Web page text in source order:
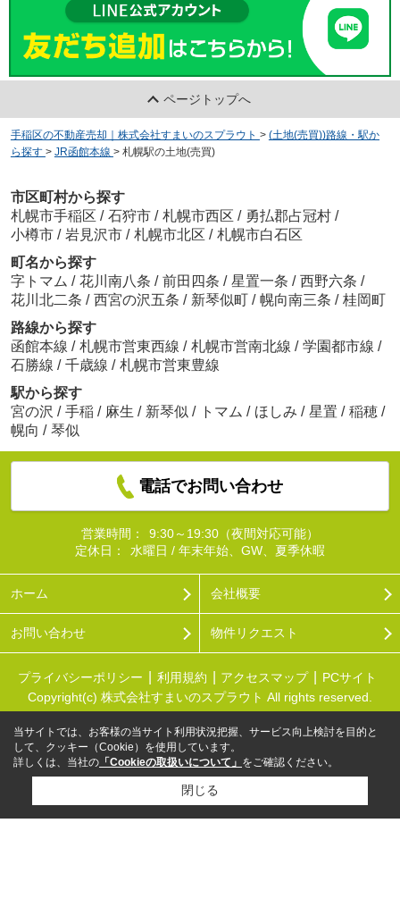
ページトップへ
手稲区の不動産売却｜株式会社すまいのスプラウト > (土地(売買))路線・駅か
ら探す > JR函館本線 > 札幌駅の土地(売買)
市区町村から探す
札幌市手稲区 / 石狩市 / 札幌市西区 / 勇払郡占冠村 /
小樽市 / 岩見沢市 / 札幌市北区 / 札幌市白石区
町名から探す
字トマム / 花川南八条 / 前田四条 / 星置一条 / 西野六条 /
花川北二条 / 西宮の沢五条 / 新琴似町 / 幌向南三条 / 桂岡町
路線から探す
函館本線 / 札幌市営東西線 / 札幌市営南北線 / 学園都市線 /
石勝線 / 千歳線 / 札幌市営東豊線
駅から探す
宮の沢 / 手稲 / 麻生 / 新琴似 / トマム / ほしみ / 星置 / 稲穂 /
幌向 / 琴似
電話でお問い合わせ
営業時間：
9:30～19:30（夜間対応可能）
定休日：
水曜日 / 年末年始、GW、夏季休暇
ホーム 会社概要
お問い合わせ 物件リクエスト
プライバシーポリシー 利用規約 アクセスマップ
PCサイト
Copyright(c) 株式会社すまいのスプラウト All rights reserved.
当サイトでは、お客様の当サイト利用状況把握、サービス向上検討を目的と
して、クッキー（Cookie）を使用しています。
詳しくは、当社の 「Cookieの取扱いについて」 をご確認ください。
閉じる